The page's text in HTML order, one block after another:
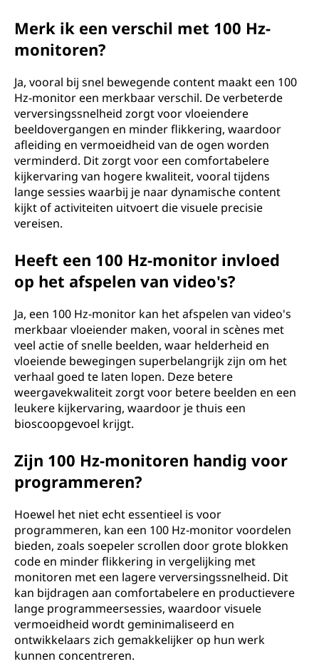
Merk ik een verschil met 100 Hz-
monitoren?
Ja, vooral bij snel bewegende content maakt een 100
Hz-monitor een merkbaar verschil. De verbeterde
verversingssnelheid zorgt voor vloeiendere
beeldovergangen en minder flikkering, waardoor
afleiding en vermoeidheid van de ogen worden
verminderd. Dit zorgt voor een comfortabelere
kijkervaring van hogere kwaliteit, vooral tijdens
lange sessies waarbij je naar dynamische content
kijkt of activiteiten uitvoert die visuele precisie
vereisen.
Heeft een 100 Hz-monitor invloed
op het afspelen van video's?
Ja, een 100 Hz-monitor kan het afspelen van video's
merkbaar vloeiender maken, vooral in scènes met
veel actie of snelle beelden, waar helderheid en
vloeiende bewegingen superbelangrijk zijn om het
verhaal goed te laten lopen. Deze betere
weergavekwaliteit zorgt voor betere beelden en een
leukere kijkervaring, waardoor je thuis een
bioscoopgevoel krijgt.
Zijn 100 Hz-monitoren handig voor
programmeren?
Hoewel het niet echt essentieel is voor
programmeren, kan een 100 Hz-monitor voordelen
bieden, zoals soepeler scrollen door grote blokken
code en minder flikkering in vergelijking met
monitoren met een lagere verversingssnelheid. Dit
kan bijdragen aan comfortabelere en productievere
lange programmeersessies, waardoor visuele
vermoeidheid wordt geminimaliseerd en
ontwikkelaars zich gemakkelijker op hun werk
kunnen concentreren.